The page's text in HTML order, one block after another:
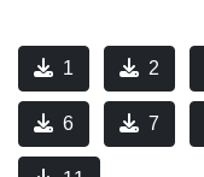
1 2
6 7